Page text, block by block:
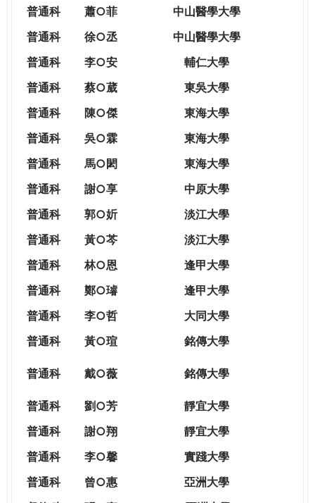
CITIZENSHIP
普通科
蕭○菲
中山醫學大學
普通科
徐○丞
中山醫學大學
普通科
李○安
輔仁大學
普通科
蔡○葳
東吳大學
普通科
陳○傑
東海大學
普通科
吳○霖
東海大學
普通科
馬○閎
東海大學
普通科
謝○享
中原大學
普通科
郭○妡
淡江大學
普通科
黃○芩
淡江大學
普通科
林○恩
逢甲大學
普通科
鄭○璿
逢甲大學
普通科
李○哲
大同大學
普通科
黃○瑄 銘傳大學
普通科 戴○薇 銘傳大學
普通科 劉○芳
靜宜大學
普通科
謝○翔
靜宜大學
普通科
李○馨
實踐大學
普通科
曾○惠
亞洲大學